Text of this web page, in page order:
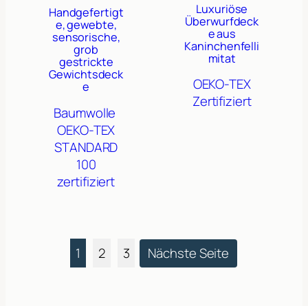
Handgefertigt
e, gewebte,
sensorische,
grob
gestrickte
Gewichtsdeck
e
Baumwolle
OEKO-TEX
STANDARD
100
zertifiziert
Luxuriöse
Überwurfdeck
e aus
Kaninchenfelli
mitat
OEKO-TEX
Zertifiziert
1 2 3 Nächste Seite